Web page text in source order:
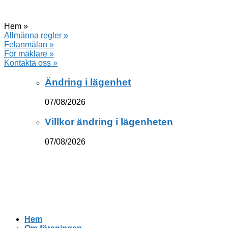
Hem »
Allmänna regler »
Felanmälan »
För mäklare »
Kontakta oss »
Ändring i lägenhet
07/08/2026
Villkor ändring i lägenheten
07/08/2026
Hem